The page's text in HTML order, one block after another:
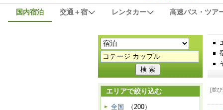
国内宿泊 交通＋宿 レンタカー 高速バス・ツア
エリアで絞り込む
全国
（200）
[並